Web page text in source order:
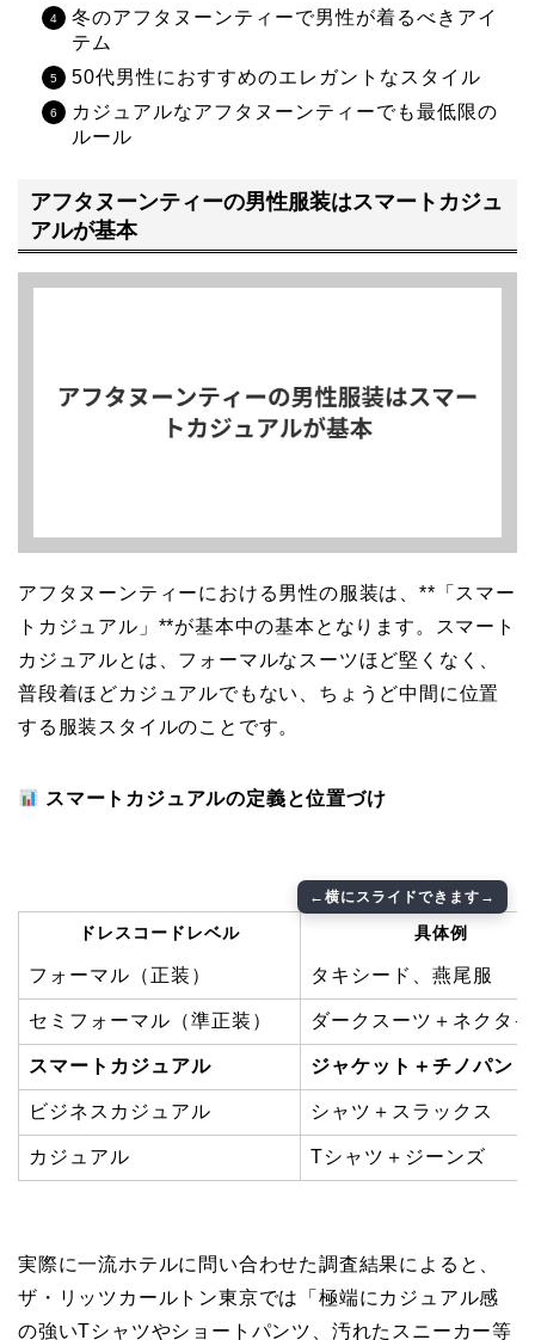
冬のアフタヌーンティーで男性が着るべきアイ
テム
50代男性におすすめのエレガントなスタイル
カジュアルなアフタヌーンティーでも最低限の
ルール
アフタヌーンティーの男性服装はスマートカジュ
アルが基本
アフタヌーンティーにおける男性の服装は、**「スマー
トカジュアル」**が基本中の基本となります。スマート
カジュアルとは、フォーマルなスーツほど堅くなく、
普段着ほどカジュアルでもない、ちょうど中間に位置
する服装スタイルのことです。
スマートカジュアルの定義と位置づけ
ドレスコードレベル 具体例
フォーマル（正装） タキシード、燕尾服
セミフォーマル（準正装） ダークスーツ＋ネクタイ
スマートカジュアル ジャケット＋チノパン
ビジネスカジュアル シャツ＋スラックス
カジュアル Tシャツ＋ジーンズ
実際に一流ホテルに問い合わせた調査結果によると、
ザ・リッツカールトン東京では「極端にカジュアル感
の強いTシャツやショートパンツ、汚れたスニーカー等